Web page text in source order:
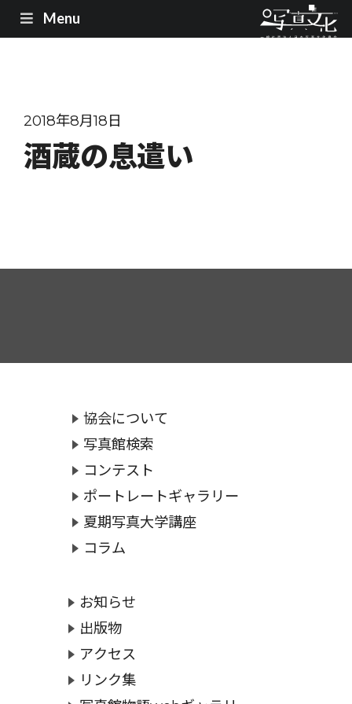
Menu
2018年8月18日
酒蔵の息遣い
協会について
写真館検索
コンテスト
ポートレートギャラリー
夏期写真大学講座
コラム
お知らせ
出版物
アクセス
リンク集